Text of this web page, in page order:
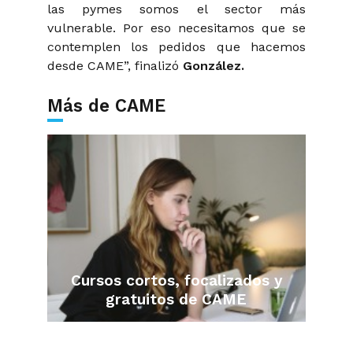
las pymes somos el sector más
vulnerable. Por eso necesitamos que se
contemplen los pedidos que hacemos
desde CAME”, finalizó González.
Más de CAME
Cursos cortos, focalizados y
gratuitos de CAME